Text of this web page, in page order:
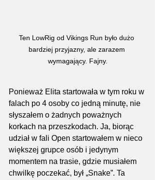
Ten LowRig od Vikings Run było dużo
bardziej przyjazny, ale zarazem
wymagający. Fajny.
Ponieważ Elita startowała w tym roku w
falach po 4 osoby co jedną minutę, nie
słyszałem o żadnych poważnych
korkach na przeszkodach. Ja, biorąc
udział w fali Open startowałem w nieco
większej grupce osób i jedynym
momentem na trasie, gdzie musiałem
chwilkę poczekać, był „Snake”. Ta